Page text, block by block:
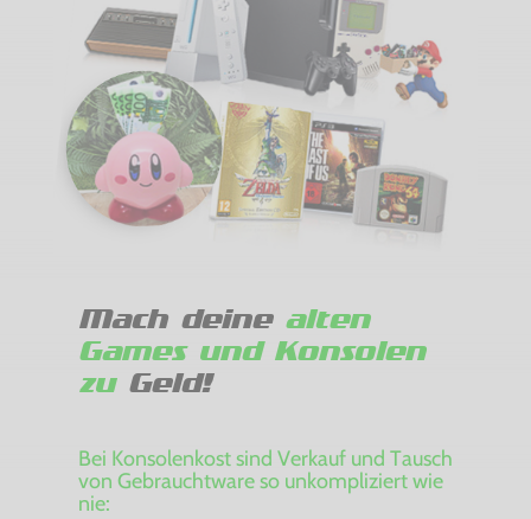
Mach deine alten
Games und Konsolen
zuGeld!
Bei Konsolenkost sind Verkauf und Tausch
von Gebrauchtware so unkompliziert wie
nie: